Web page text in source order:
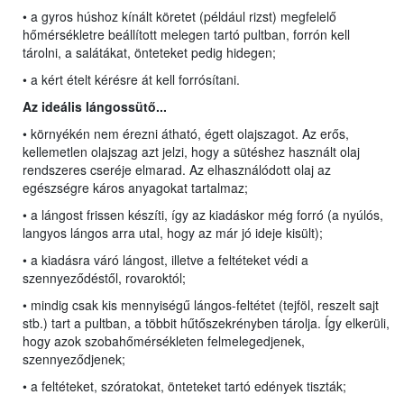
• a gyros húshoz kínált köretet (például rizst) megfelelő
hőmérsékletre beállított melegen tartó pultban, forrón kell
tárolni, a salátákat, önteteket pedig hidegen;
• a kért ételt kérésre át kell forrósítani.
Az ideális lángossütő...
• környékén nem érezni átható, égett olajszagot. Az erős,
kellemetlen olajszag azt jelzi, hogy a sütéshez használt olaj
rendszeres cseréje elmarad. Az elhasználódott olaj az
egészségre káros anyagokat tartalmaz;
• a lángost frissen készíti, így az kiadáskor még forró (a nyúlós,
langyos lángos arra utal, hogy az már jó ideje kisült);
• a kiadásra váró lángost, illetve a feltéteket védi a
szennyeződéstől, rovaroktól;
• mindig csak kis mennyiségű lángos-feltétet (tejföl, reszelt sajt
stb.) tart a pultban, a többit hűtőszekrényben tárolja. Így elkerüli,
hogy azok szobahőmérsékleten felmelegedjenek,
szennyeződjenek;
• a feltéteket, szóratokat, önteteket tartó edények tiszták;